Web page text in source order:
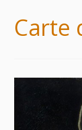
Carte